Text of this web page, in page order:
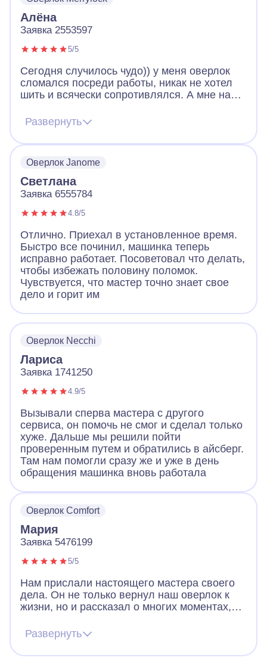
Алёна
Заявка 2553597
5/5
Сегодня случилось чудо)) у меня оверлок
сломался посреди работы, никак не хотел
шить и всячески сопротивлялся. А мне надо
же мне делать, в итоге обратилась в
айсберг и уже через час мастер был у меня.
Мастер с золотыми руками! Восстановил
Спасибо!
Развернуть
Оверлок Janome
Светлана
Заявка 6555784
4.8/5
Отлично. Приехал в установленное время.
Быстро все починил, машинка теперь
исправно работает. Посоветовал что делать,
чтобы избежать половину поломок.
Чувствуется, что мастер точно знает свое
дело и горит им
Оверлок Necchi
Лариса
Заявка 1741250
4.9/5
Вызывали сперва мастера с другого
сервиса, он помочь не смог и сделал только
хуже. Дальше мы решили пойти
проверенным путем и обратились в айсберг.
Там нам помогли сразу же и уже в день
обращения машинка вновь работала
Оверлок Comfort
Мария
Заявка 5476199
5/5
Нам прислали настоящего мастера своего
дела. Он не только вернул наш оверлок к
жизни, но и рассказал о многих моментах,
нашей моделью. Во время ремонта
выяснилось, что деталь нужно заменить –
она не подлежит восстановлению. Деталь
Развернуть